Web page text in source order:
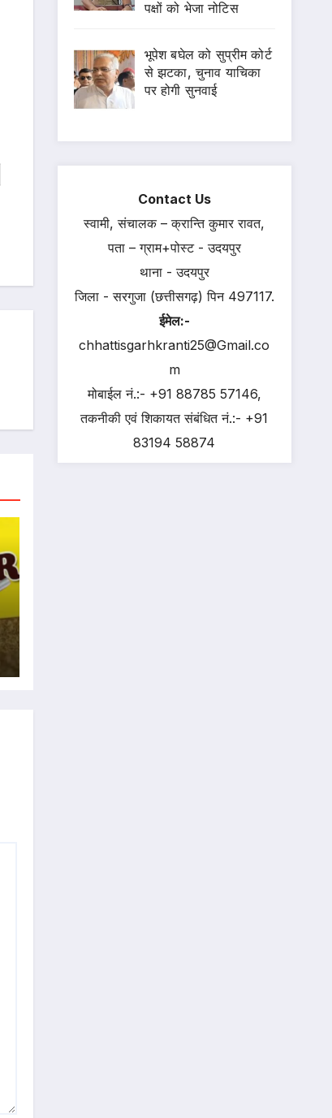
पक्षों को भेजा नोटिस
भूपेश बघेल को सुप्रीम कोर्ट
से झटका, चुनाव याचिका
पर होगी सुनवाई
Contact Us
स्वामी, संचालक – क्रान्ति कुमार रावत,
पता – ग्राम+पोस्ट - उदयपुर
थाना - उदयपुर
जिला - सरगुजा (छत्तीसगढ़) पिन 497117.
ईमेल:-
chhattisgarhkranti25@Gmail.co
m
मोबाईल नं.:- +91 88785 57146,
तकनीकी एवं शिकायत संबंधित नं.:- +91
83194 58874